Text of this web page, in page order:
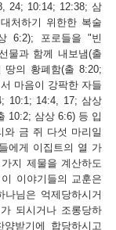
24; 10:14; 12:38; 삼
처하기 위한한 복술
6:2); 포로들을 "빈
물과 함께 내보냄(출
땅의 황폐함(출 8:20;
마음이 강팍한 자들
10:1; 14:4, 17; 삼상
10:2; 삼상 6:6) 등 입
금 쥐 다섯 마리일
에게 이집트의 열 가
지 제물을 계산하도
이야기들의 교훈은
나님은 억제당하시거
되시거나 조롱당하
받기에 합당하시고